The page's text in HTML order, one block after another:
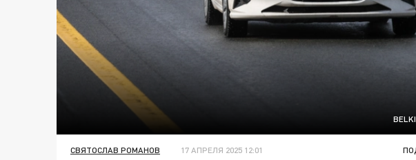
СВЯТОСЛАВ РОМАНОВ 17 АПРЕЛЯ 2025 12:01